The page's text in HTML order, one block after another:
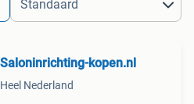
Saloninrichting-kopen.nl
Heel Nederland